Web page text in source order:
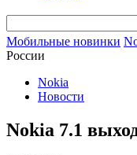
Мобильные новинки
России
Nokia
Новости
Nokia 7.1